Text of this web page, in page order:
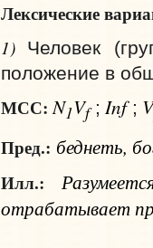
Лексические
1) Человек
положение в
МСС: N1Vf; Inf; V
Пред.: беднеть,
Илл.:
отрабатывает